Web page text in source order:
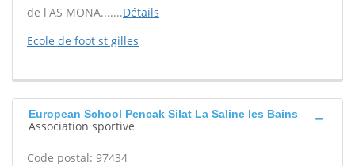
de l'AS MONA.......Détails
Ecole de foot st gilles
European School Pencak Silat La Saline les Bains
Association sportive
Code postal: 97434